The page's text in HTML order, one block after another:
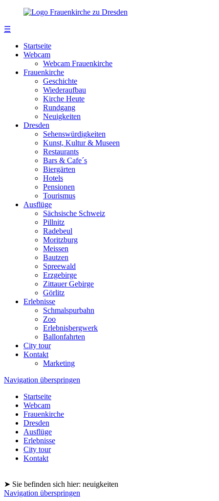
☰
Startseite
Webcam
Webcam Frauenkirche
Frauenkirche
Geschichte
Wiederaufbau
Kirche Heute
Rundgang
Neuigkeiten
Dresden
Sehenswürdigkeiten
Kunst, Kultur & Museen
Restaurants
Bars & Cafe´s
Biergärten
Hotels
Pensionen
Tourismus
Ausflüge
Sächsische Schweiz
Pillnitz
Radebeul
Moritzburg
Meissen
Bautzen
Spreewald
Erzgebirge
Zittauer Gebirge
Görlitz
Erlebnisse
Schmalspurbahn
Zoo
Erlebnisbergwerk
Ballonfahrten
City tour
Kontakt
Marketing
Navigation überspringen
Startseite
Webcam
Frauenkirche
Dresden
Ausflüge
Erlebnisse
City tour
Kontakt
➤ Sie befinden sich hier: neuigkeiten
Navigation überspringen